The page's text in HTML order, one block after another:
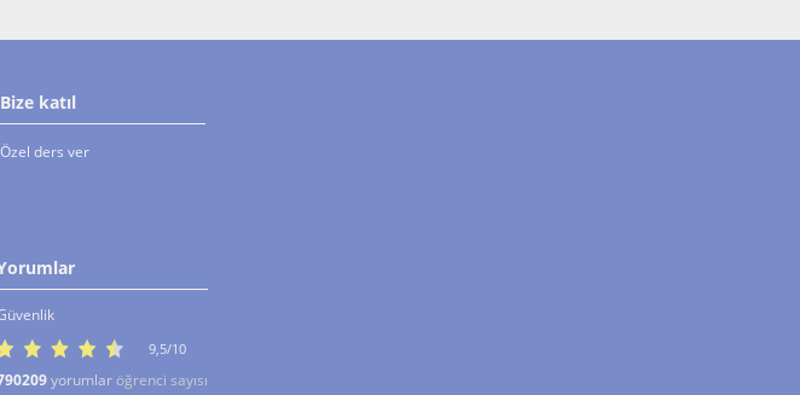
Bize katıl
Özel ders ver
9,5/10
yorumlar öğrenci sayısı